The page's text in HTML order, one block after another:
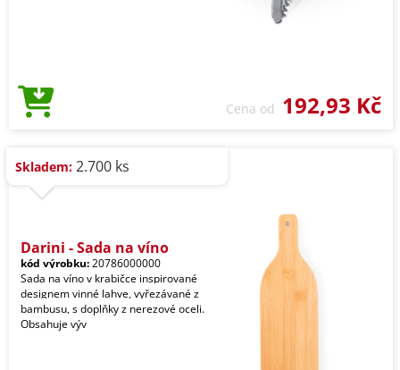
Cena od 192,93 Kč
Skladem: 2.700 ks
Darini - Sada na víno
kód výrobku:20786000000
Sada na víno v krabičce inspirované
designem vinné lahve, vyřezávané z
bambusu, s doplňky z nerezové oceli.
Obsahuje výv